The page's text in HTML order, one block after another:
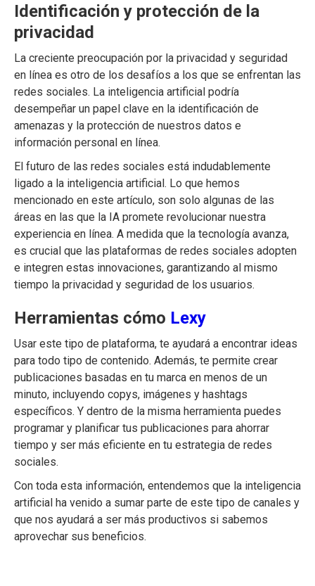
Identificación y protección de la
privacidad
La creciente preocupación por la privacidad y seguridad
en línea es otro de los desafíos a los que se enfrentan las
redes sociales. La inteligencia artificial podría
desempeñar un papel clave en la identificación de
amenazas y la protección de nuestros datos e
información personal en línea.
El futuro de las redes sociales está indudablemente
ligado a la inteligencia artificial. Lo que hemos
mencionado en este artículo, son solo algunas de las
áreas en las que la IA promete revolucionar nuestra
experiencia en línea. A medida que la tecnología avanza,
es crucial que las plataformas de redes sociales adopten
e integren estas innovaciones, garantizando al mismo
tiempo la privacidad y seguridad de los usuarios.
Herramientas cómo Lexy
Usar este tipo de plataforma, te ayudará a encontrar ideas
para todo tipo de contenido. Además, te permite crear
publicaciones basadas en tu marca en menos de un
minuto, incluyendo copys, imágenes y hashtags
específicos. Y dentro de la misma herramienta puedes
programar y planificar tus publicaciones para ahorrar
tiempo y ser más eficiente en tu estrategia de redes
sociales.
Con toda esta información, entendemos que la inteligencia
artificial ha venido a sumar parte de este tipo de canales y
que nos ayudará a ser más productivos si sabemos
aprovechar sus beneficios.